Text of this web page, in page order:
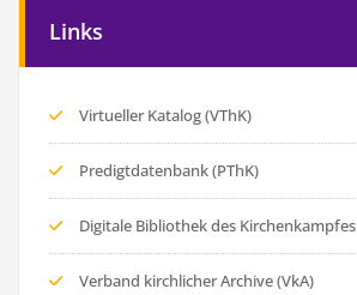
Links
Virtueller Katalog (VThK)
Predigtdatenbank (PThK)
Digitale Bibliothek des Kirchenkampfes
Verband kirchlicher Archive (VkA)